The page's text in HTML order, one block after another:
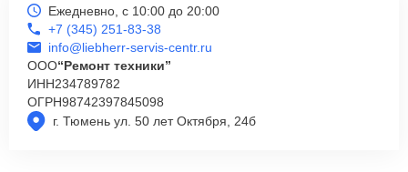
г. Тюмень ул. 50 лет Октября, 24б
Ежедневно, с 10:00 до 20:00
+7 (345) 251-83-38
info@liebherr-servis-centr.ru
ООО“Ремонт техники”
ИНН234789782
ОГРН98742397845098